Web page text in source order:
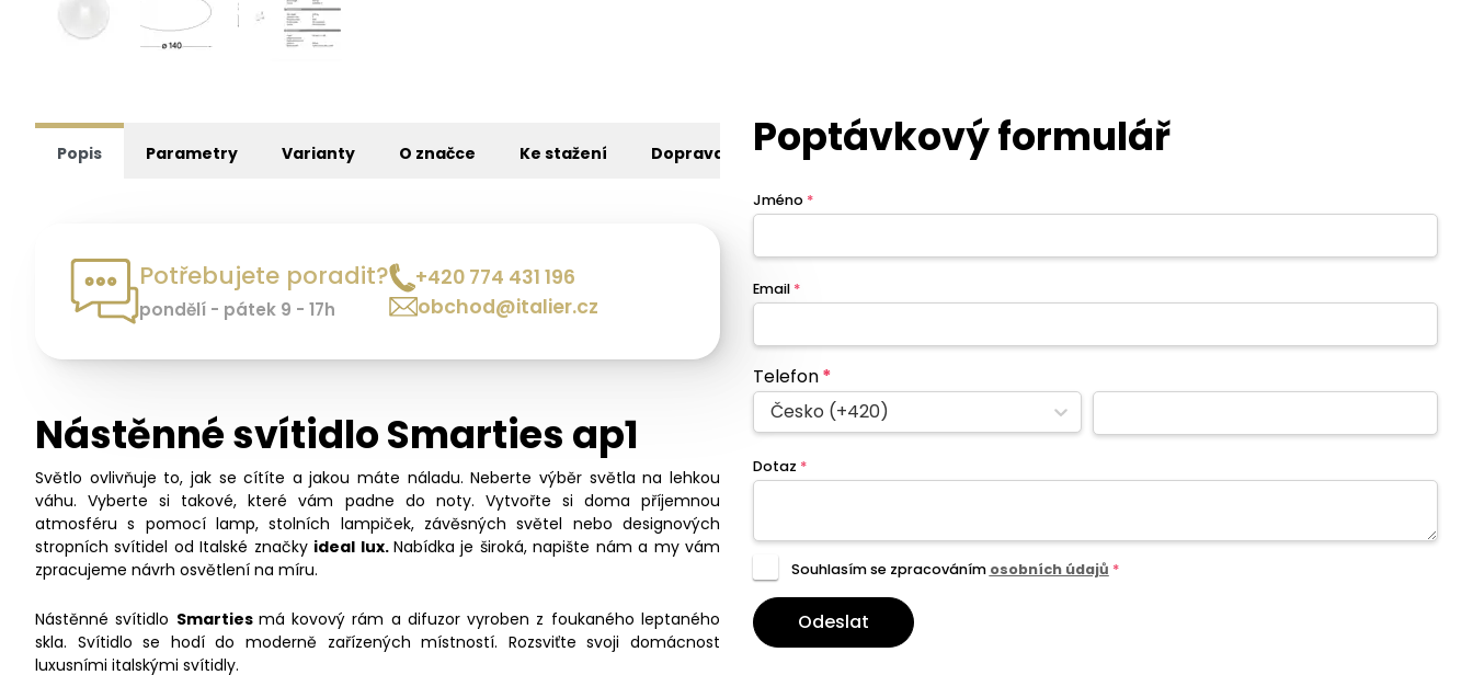
Popis Parametry Varianty O značce Ke stažení Doprava
Potřebujete poradit?
pondělí - pátek 9 - 17h
+420 774 431 196
obchod@italier.cz
Nástěnné svítidlo Smarties ap1
Světlo ovlivňuje to, jak se cítíte a jakou máte náladu. Neberte výběr světla na lehkou
váhu. Vyberte si takové, které vám padne do noty. Vytvořte si doma příjemnou
atmosféru s pomocí lamp, stolních lampiček, závěsných světel nebo designových
stropních svítidel od Italské značky ideal lux.Nabídka je široká, napište nám a my vám
zpracujeme návrh osvětlení na míru.
Nástěnné svítidlo Smarties má kovový rám a difuzor vyroben z foukaného leptaného
skla. Svítidlo se hodí do moderně zařízených místností. Rozsviťte svoji domácnost
luxusními italskými svítidly.
Poptávkový formulář
Jméno *
Email *
Telefon*
Česko (+420)
Dotaz *
Souhlasím se zpracováním osobních údajů *
Odeslat